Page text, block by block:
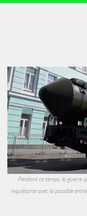
Pendant ce temps, la guerre
inquiétante avec la possible